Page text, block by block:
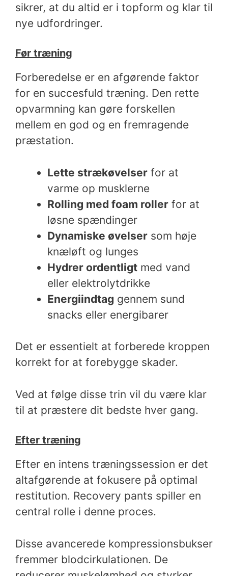
sikrer, at du altid er i topform og klar til
nye udfordringer.
Før træning
Forberedelse er en afgørende faktor
for en succesfuld træning. Den rette
opvarmning kan gøre forskellen
mellem en god og en fremragende
præstation.
Lette strækøvelser for at
varme op musklerne
Rolling med foam roller for at
løsne spændinger
Dynamiske øvelser som høje
knæløft og lunges
Hydrer ordentligt med vand
eller elektrolytdrikke
Energiindtag gennem sund
snacks eller energibarer
Det er essentielt at forberede kroppen
korrekt for at forebygge skader.
Ved at følge disse trin vil du være klar
til at præstere dit bedste hver gang.
Efter træning
Efter en intens træningssession er det
altafgørende at fokusere på optimal
restitution. Recovery pants spiller en
central rolle i denne proces.
Disse avancerede kompressionsbukser
fremmer blodcirkulationen. De